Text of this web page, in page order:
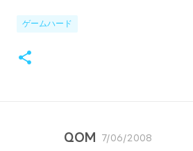
ゲームハード
QOM 7/06/2008